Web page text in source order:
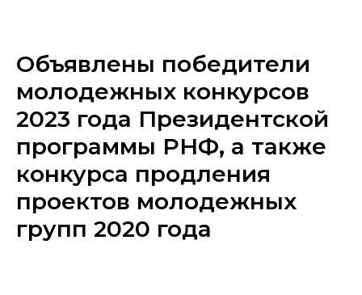
Объявлены победители
молодежных конкурсов
2023 года Президентской
программы РНФ, а также
конкурса продления
проектов молодежных
групп 2020 года